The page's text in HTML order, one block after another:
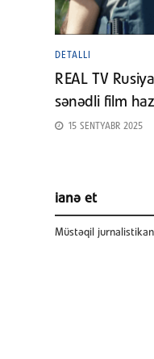
DETALLI
REAL TV
sənədli film
15 SENTYABR 2025
ianə et
Müstəqil